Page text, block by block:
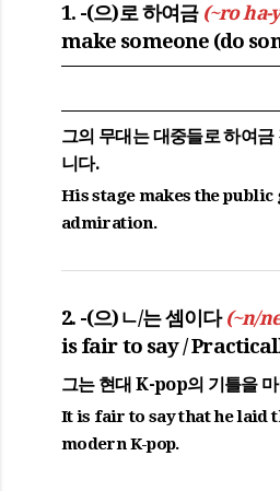
1. -(으)로 하여금 (~ro ha-
make someone (do
그의 무대는 대중들로 하여금
니다.
His stage makes the public
admiration.
2. -(으)ㄴ/는 셈이다 (~n/
is fair to say /
그는 현대 K-pop의 기틀을
It is fair to say that he laid
modern K-pop.